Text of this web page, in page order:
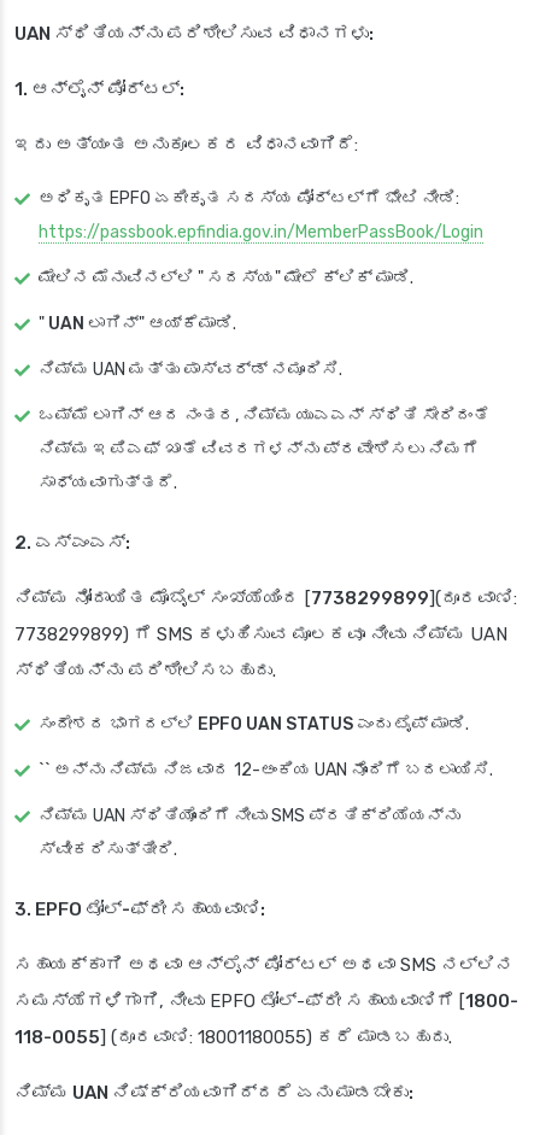
UAN ಸ್ಥಿತಿಯನ್ನು ಪರಿಶೀಲಿಸುವ ವಿಧಾನಗಳು:
1. ಆನ್‌ಲೈನ್ ಪೋರ್ಟಲ್:
ಇದು ಅತ್ಯಂತ ಅನುಕೂಲಕರ ವಿಧಾನವಾಗಿದೆ:
ಅಧಿಕೃತ EPFO ಏಕೀಕೃತ ಸದಸ್ಯ ಪೋರ್ಟಲ್‌ಗೆ ಭೇಟಿ ನೀಡಿ:
https://passbook.epfindia.gov.in/MemberPassBook/Login
ಮೇಲಿನ ಮೆನುವಿನಲ್ಲಿ " ಸದಸ್ಯ" ಮೇಲೆ ಕ್ಲಿಕ್ ಮಾಡಿ.
" UAN ಲಾಗಿನ್" ಆಯ್ಕೆಮಾಡಿ.
ನಿಮ್ಮ UAN ಮತ್ತು ಪಾಸ್‌ವರ್ಡ್ ನಮೂದಿಸಿ.
ಒಮ್ಮೆ ಲಾಗಿನ್ ಆದ ನಂತರ, ನಿಮ್ಮ ಯುಎಎನ್ ಸ್ಥಿತಿ ಸೇರಿದಂತೆ
ನಿಮ್ಮ ಇಪಿಎಫ್ ಖಾತೆ ವಿವರಗಳನ್ನು ಪ್ರವೇಶಿಸಲು ನಿಮಗೆ
ಸಾಧ್ಯವಾಗುತ್ತದೆ.
2. ಎಸ್ಎಂಎಸ್:
ನಿಮ್ಮ ನೋಂದಾಯಿತ ಮೊಬೈಲ್ ಸಂಖ್ಯೆಯಿಂದ [7738299899](ದೂರವಾಣಿ:
7738299899) ಗೆ SMS ಕಳುಹಿಸುವ ಮೂಲಕವೂ ನೀವು ನಿಮ್ಮ UAN
ಸ್ಥಿತಿಯನ್ನು ಪರಿಶೀಲಿಸಬಹುದು.
ಸಂದೇಶದ ಭಾಗದಲ್ಲಿ EPFO UAN STATUSಎಂದು ಟೈಪ್ ಮಾಡಿ.
`` ಅನ್ನು ನಿಮ್ಮ ನಿಜವಾದ 12-ಅಂಕಿಯ UAN ನೊಂದಿಗೆ ಬದಲಾಯಿಸಿ.
ನಿಮ್ಮ UAN ಸ್ಥಿತಿಯೊಂದಿಗೆ ನೀವು SMS ಪ್ರತಿಕ್ರಿಯೆಯನ್ನು
ಸ್ವೀಕರಿಸುತ್ತೀರಿ.
3. EPFO ಟೋಲ್-ಫ್ರೀ ಸಹಾಯವಾಣಿ:
ಸಹಾಯಕ್ಕಾಗಿ ಅಥವಾ ಆನ್‌ಲೈನ್ ಪೋರ್ಟಲ್ ಅಥವಾ SMS ನಲ್ಲಿನ
ಸಮಸ್ಯೆಗಳಿಗಾಗಿ, ನೀವು EPFO ಟೋಲ್-ಫ್ರೀ ಸಹಾಯವಾಣಿಗೆ [1800-
118-0055] (ದೂರವಾಣಿ: 18001180055) ಕರೆ ಮಾಡಬಹುದು.
ನಿಮ್ಮ UAN ನಿಷ್ಕ್ರಿಯವಾಗಿದ್ದರೆ ಏನು ಮಾಡಬೇಕು: